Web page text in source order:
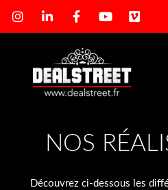
NOS
Découvrez ci-dessous les